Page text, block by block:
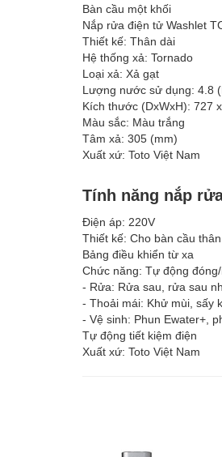
Bàn cầu một khối
Nắp rửa điện tử Washlet
Thiết kế: Thân dài
Hệ thống xả: Tornado
Loại xả: Xả gạt
Lượng nước sử dụng: 4.8
Kích thước (DxWxH): 727
Màu sắc: Màu trắng
Tâm xả: 305 (mm)
Xuất xứ: Toto Việt Nam
Tính năng nắp
Điện áp: 220V
Thiết kế: Cho bàn cầu
Bảng điều khiển từ xa
Chức năng: Tự động
- Rửa: Rửa sau, rửa sau
- Thoải mái: Khử mùi, sấy
- Vệ sinh: Phun Ewater+,
Tự động tiết kiệm điện
Xuất xứ: Toto Việt Nam